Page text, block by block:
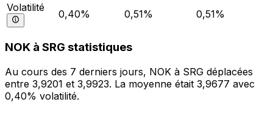
Volatilité
0,40% 0,51% 0,51%
NOK à SRG statistiques
Au cours des 7 derniers jours, NOK à SRG déplacées
entre 3,9201 et 3,9923. La moyenne était 3,9677 avec
0,40% volatilité.